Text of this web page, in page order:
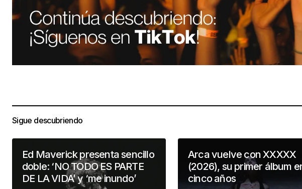
Sigue descubriendo
Ed Maverick presenta sencillo
doble: ‘NO TODO ES PARTE
DE LA VIDA’ y ‘me inundo’
Arca vuelve con XXXXX
(2026), su primer álbum
cinco años